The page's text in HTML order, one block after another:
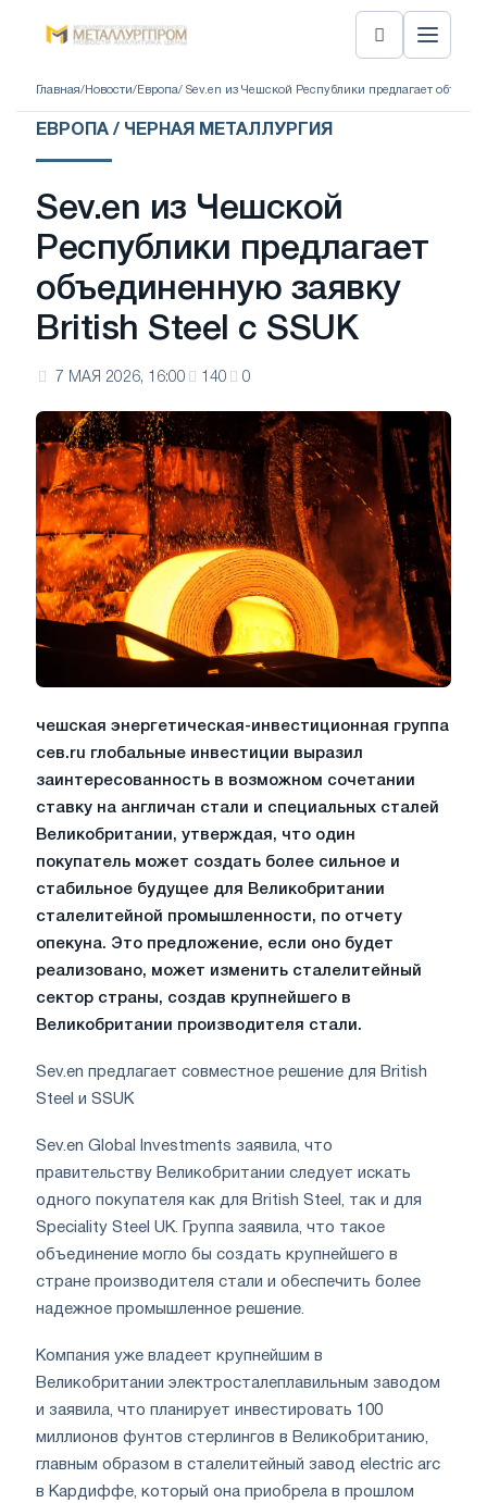
Главная/ Новости/ Европа/ Sev.en из Чешской Республики предлагает
ЕВРОПА / ЧЕРНАЯ МЕТАЛЛУРГИЯ
Sev.en из Чешской
Республики предлагает
объединенную заявку
British Steel с SSUK
7 МАЯ 2026, 16:00 140 0
чешская энергетическая-инвестиционная группа
сев.ru глобальные инвестиции выразил
заинтересованность в возможном сочетании
ставку на англичан стали и специальных сталей
Великобритании, утверждая, что один
покупатель может создать более сильное и
стабильное будущее для Великобритании
сталелитейной промышленности, по отчету
опекуна. Это предложение, если оно будет
реализовано, может изменить сталелитейный
сектор страны, создав крупнейшего в
Великобритании производителя стали.
Sev.en предлагает совместное решение для British
Steel и SSUK
Sev.en Global Investments заявила, что
правительству Великобритании следует искать
одного покупателя как для British Steel, так и для
Speciality Steel UK. Группа заявила, что такое
объединение могло бы создать крупнейшего в
стране производителя стали и обеспечить более
надежное промышленное решение.
Компания уже владеет крупнейшим в
Великобритании электросталеплавильным заводом
и заявила, что планирует инвестировать 100
миллионов фунтов стерлингов в Великобританию,
главным образом в сталелитейный завод electric arc
в Кардиффе, который она приобрела в прошлом